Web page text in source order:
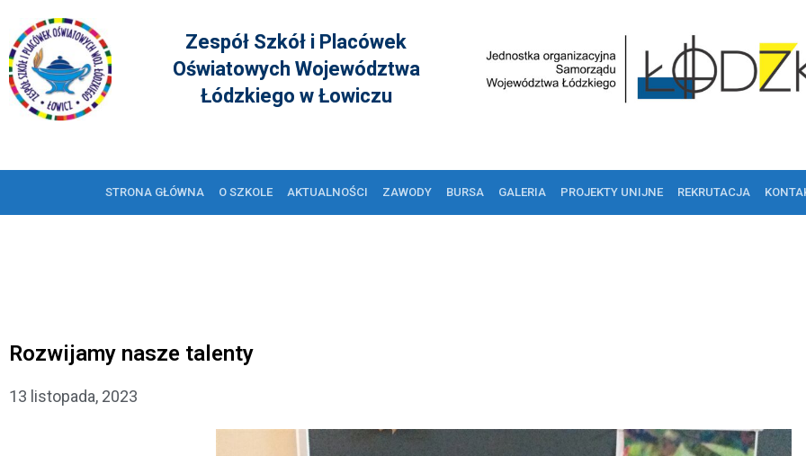
Zespół Szkół i Placówek
Oświatowych Województwa
Łódzkiego w Łowiczu
STRONA GŁÓWNA O SZKOLE AKTUALNOŚCI ZAWODY BURSA GALERIA PROJEKTY UNIJNE REKRUTACJA
Rozwijamy nasze talenty
13 listopada, 2023